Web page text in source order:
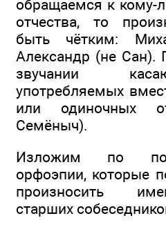
обращаемся к кому-
отчества, то
быть чётким:
Александр (не Сан).
звучании
употребляемых
или одиночных
Семёныч).
Изложим по
орфоэпии, которые
произносить
старших